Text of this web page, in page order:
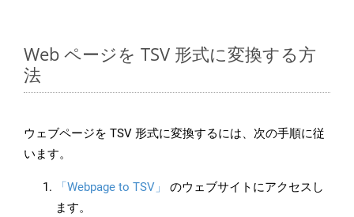
Web ページを TSV 形式に変換する方
法
ウェブページを TSV 形式に変換するには、次の手順に従
います。
「Webpage to TSV」
のウェブサイトにアクセスし
ます。